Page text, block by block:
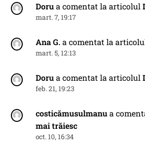
Dorua comentat la articolul
mart. 7, 19:17
Ana G.a comentat la
mart. 5, 12:13
Dorua comentat la articolul
feb. 21, 19:23
costicămusulmanua
mai trăiesc
oct. 10, 16:34